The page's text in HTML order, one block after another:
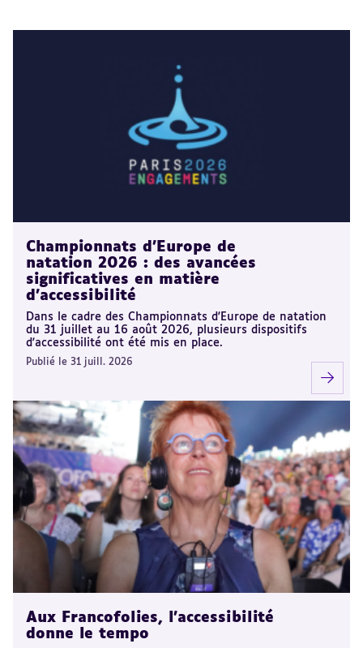
Championnats d'Europe de
natation 2026 : des avancées
significatives en matière
d'accessibilité
Dans le cadre des Championnats d'Europe de natation
du 31 juillet au 16 août 2026, plusieurs dispositifs
d'accessibilité ont été mis en place.
Publié le 31 juill. 2026
Aux Francofolies, l’accessibilité
donne le tempo